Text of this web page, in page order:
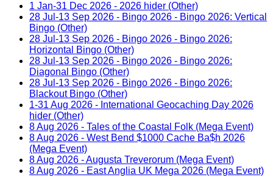
1 Jan-31 Dec 2026 - 2026 hider (Other)
28 Jul-13 Sep 2026 - Bingo 2026 - Bingo 2026: Vertical
Bingo (Other)
28 Jul-13 Sep 2026 - Bingo 2026 - Bingo 2026:
Horizontal Bingo (Other)
28 Jul-13 Sep 2026 - Bingo 2026 - Bingo 2026:
Diagonal Bingo (Other)
28 Jul-13 Sep 2026 - Bingo 2026 - Bingo 2026:
Blackout Bingo (Other)
1-31 Aug 2026 - International Geocaching Day 2026
hider (Other)
8 Aug 2026 - Tales of the Coastal Folk (Mega Event)
8 Aug 2026 - West Bend $1000 Cache Ba$h 2026
(Mega Event)
8 Aug 2026 - Augusta Treverorum (Mega Event)
8 Aug 2026 - East Anglia UK Mega 2026 (Mega Event)